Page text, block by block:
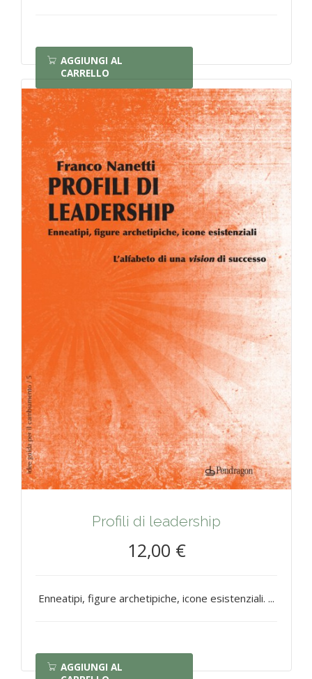
AGGIUNGI AL
CARRELLO
Profili di leadership
12,00 €
Enneatipi, figure archetipiche, icone esistenziali. ...
AGGIUNGI AL